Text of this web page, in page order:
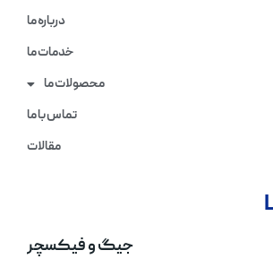
درباره ما
خدمات ما
محصولات ما
تماس با ما
مقالات
جیگ و فیکسچر